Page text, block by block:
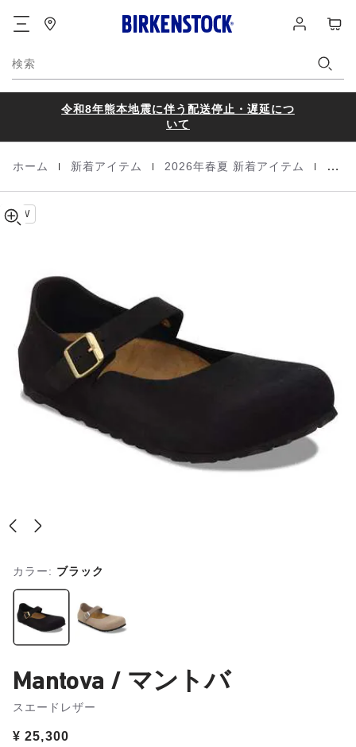
グ
ー
検索
令和8年熊本地震に伴う配送停止・遅延につ
いて
Homepage
ホーム 新着アイテム 2026年春夏 新着アイテム
Suede
Leather
NEW
カラー: ブラック
Mantova / マントバ
スエードレザー
Price:
¥ 25,300
about
product